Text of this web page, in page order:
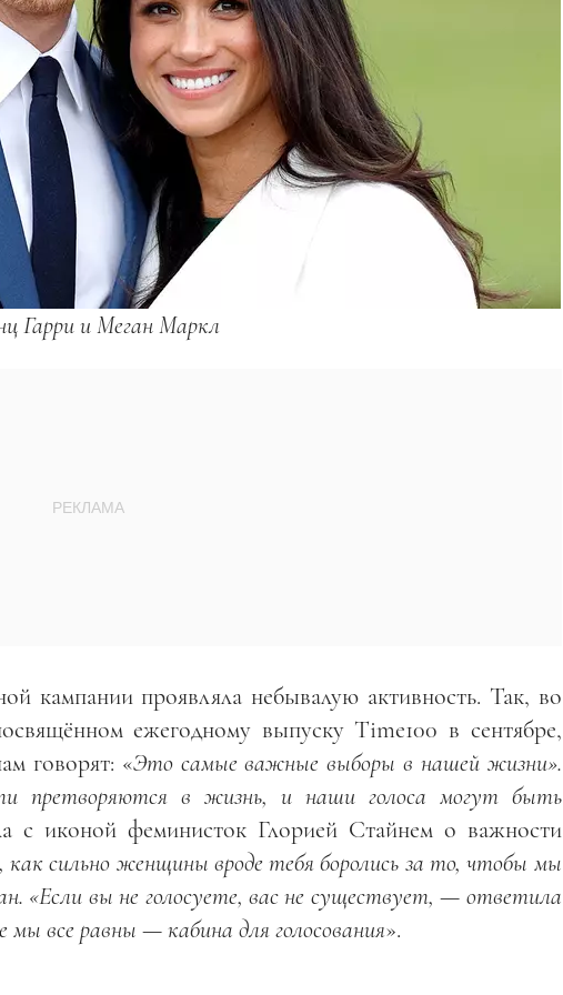
Гарри и Меган Маркл
кампании проявляла небывалую активность. Так, во
ежегодному выпуску Time100 в сентябре,
говорят: «Это самые важные выборы в нашей жизни».
претворяются в жизнь, и наши голоса могут быть
с иконой феминисток Глорией Стайнем о важности
сильно женщины вроде тебя боролись за то, чтобы мы
«Если вы не голосуете, вас не существует, — ответила
все равны — кабина для голосования».